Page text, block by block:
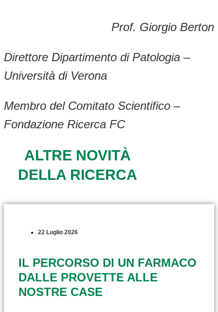
Prof. Giorgio Berton
Direttore Dipartimento di Patologia –
Università di Verona
Membro del Comitato Scientifico –
Fondazione Ricerca FC
ALTRE NOVITÀ
DELLA RICERCA
22 Luglio 2026
IL PERCORSO DI UN FARMACO
DALLE PROVETTE ALLE
NOSTRE CASE